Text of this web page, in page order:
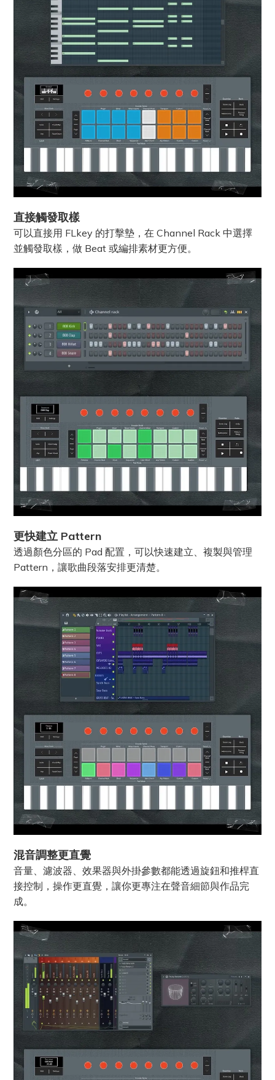
直接觸發取樣
可以直接用 FLkey 的打擊墊，在 Channel Rack 中選擇
並觸發取樣，做 Beat 或編排素材更方便。
更快建立 Pattern
透過顏色分區的 Pad 配置，可以快速建立、複製與管理
Pattern，讓歌曲段落安排更清楚。
混音調整更直覺
音量、濾波器、效果器與外掛參數都能透過旋鈕和推桿直
接控制，操作更直覺，讓你更專注在聲音細節與作品完
成。